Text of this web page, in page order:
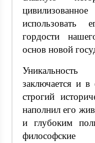
гордости
основ новой
заключается и
строгий
наполнил его
и глубоким
философские